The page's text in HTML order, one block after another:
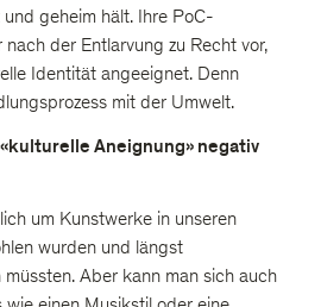
geheim hält. Ihre PoC-
der Entlarvung zu Recht vor,
Identität angeeignet. Denn
mit der Umwelt.
Aneignung» negativ
um Kunstwerke in unseren
wurden und längst
Aber kann man sich auch